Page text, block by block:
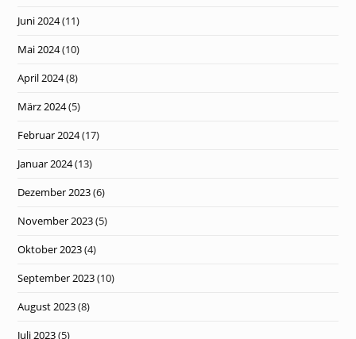
Juni 2024(11)
Mai 2024(10)
April 2024(8)
März 2024(5)
Februar 2024(17)
Januar 2024(13)
Dezember 2023(6)
November 2023(5)
Oktober 2023(4)
September 2023(10)
August 2023(8)
Juli 2023(5)